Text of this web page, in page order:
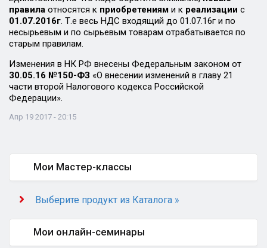
правила относятся к приобретениям и к реализации с
01.07.2016г. Т.е весь НДС входящий до 01.07.16г и по
несырьевым и по сырьевым товарам отрабатывается по
старым правилам.
Изменения в НК РФ внесены Федеральным законом от
30.05.16 №150-ФЗ «О внесении изменений в главу 21
части второй Налогового кодекса Российской
Федерации».
Апр 19 2017 - 20:15
Мои Мастер-классы
Выберите продукт из Каталога »
Мои онлайн-семинары